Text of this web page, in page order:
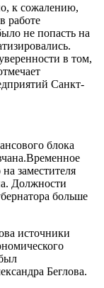
к сожалению,
работе
не попасть на
в том,
Санкт-
блока
заместителя
Должности
больше
источники
Беглова.